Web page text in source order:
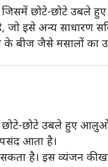
छोटे-छोटे उबले
इसे अन्य साधारण
जैसे मसालों का
छोटे उबले हुए आलुओं
पसंद आता है।
है। इस व्यंजन की